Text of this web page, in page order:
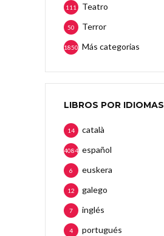
Teatro
111
Terror
50
Más categorias
1850
LIBROS POR IDIOMAS
català
14
español
4084
euskera
6
galego
12
inglés
7
portugués
4